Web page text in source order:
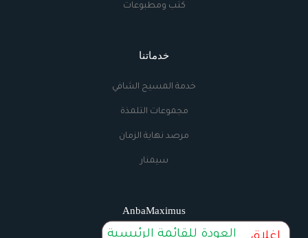
كتب ومطبوعات
خدماتنا
خدمة المسيح الشافي
مجموعات التلمذة
مرصد نهاية الزمان
سيمنار
AnbaMaximus
العودة للقائمة الرئيسية